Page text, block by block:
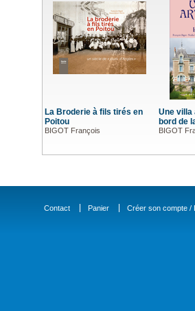
La Broderie à fils tirés en
Poitou
BIGOT François
Une villa
bord de
BIGOT
Contact Panier Créer son compte /